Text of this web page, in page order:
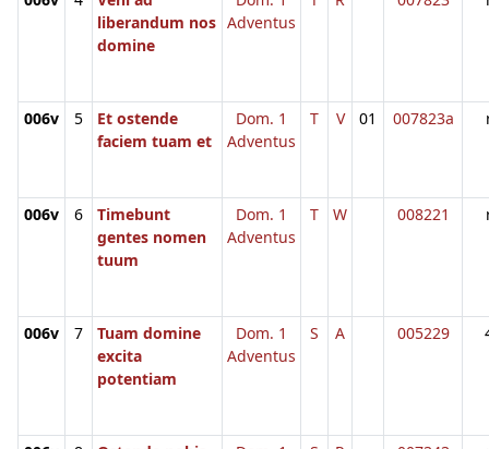
liberandum nos
domine
Adventus
006v 5
Et ostende
faciem tuam et
Dom. 1
Adventus
T V 01 007823a
006v 6
Timebunt
gentes nomen
tuum
Dom. 1
Adventus
T W 008221
006v 7
Tuam domine
excita
potentiam
Dom. 1
Adventus
S A 005229